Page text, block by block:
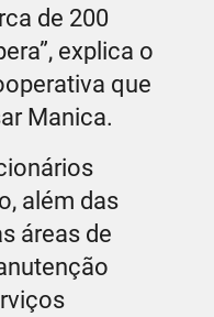
de 200
explica o
que
Manica.
além das
áreas de